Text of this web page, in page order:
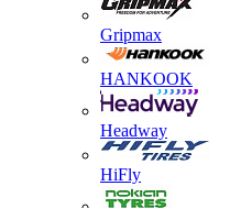
Gripmax
HANKOOK
Headway
HiFly